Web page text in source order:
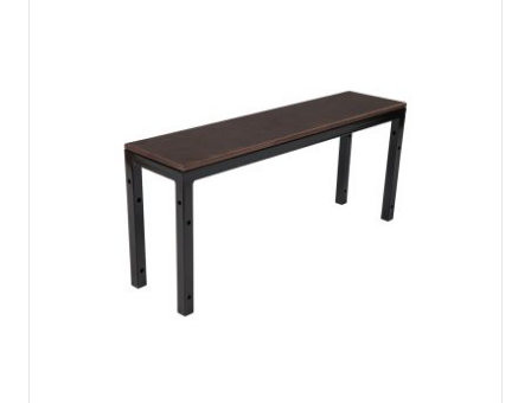
Prolyte StageDex Step section 40cm
De laatste trede voor een podium van 40
centimeter hoog
Gemakkelijk te bevestigen